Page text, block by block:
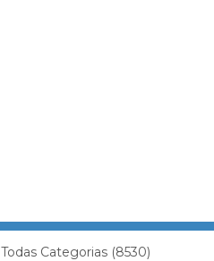
Todas Categorias (8530)